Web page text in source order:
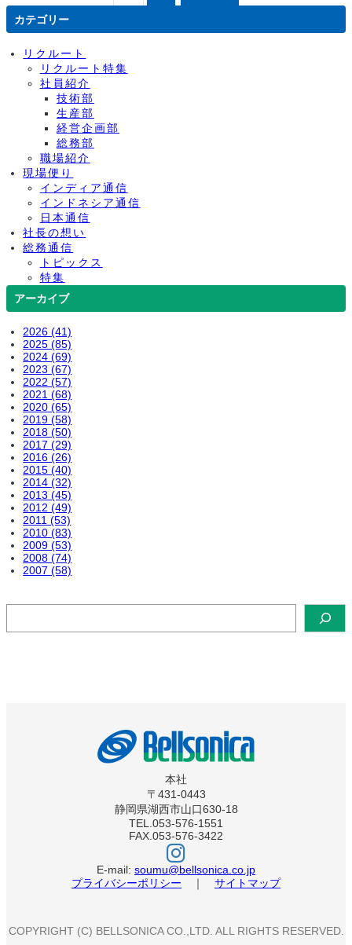
カテゴリー
リクルート
リクルート特集
社員紹介
技術部
生産部
経営企画部
総務部
職場紹介
現場便り
インディア通信
インドネシア通信
日本通信
社長の想い
総務通信
トピックス
特集
アーカイブ
2026 (41)
2025 (85)
2024 (69)
2023 (67)
2022 (57)
2021 (68)
2020 (65)
2019 (58)
2018 (50)
2017 (29)
2016 (26)
2015 (40)
2014 (32)
2013 (45)
2012 (49)
2011 (53)
2010 (83)
2009 (53)
2008 (74)
2007 (58)
本社
〒431-0443
静岡県湖西市山口630-18
TEL.053-576-1551
FAX.053-576-3422
ベ
ル
ソ
ニ
カ
タ
E-mail: soumu@bellsonica.co.jp
プライバシーポリシー ｜ サイトマップ
COPYRIGHT (C) BELLSONICA CO.,LTD. ALL RIGHTS RESERVED.